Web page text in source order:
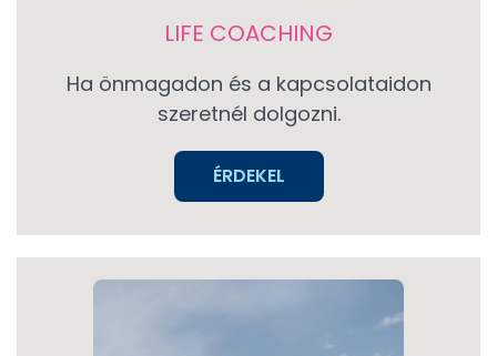
LIFE COACHING
Ha önmagadon és a kapcsolataidon
szeretnél dolgozni.
ÉRDEKEL